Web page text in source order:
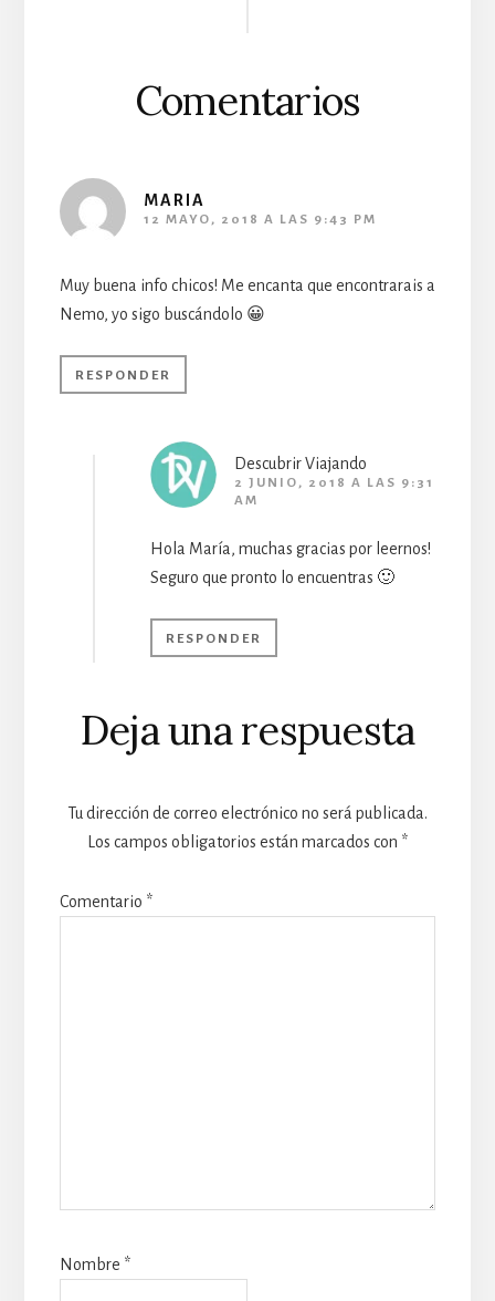
Comentarios
MARIA
12 MAYO, 2018 A LAS 9:43 PM
Muy buena info chicos! Me encanta que encontrarais a
Nemo, yo sigo buscándolo 😀
RESPONDER
Descubrir Viajando
2 JUNIO, 2018 A LAS 9:31
AM
Hola María, muchas gracias por leernos!
Seguro que pronto lo encuentras 🙂
RESPONDER
Deja una respuesta
Tu dirección de correo electrónico no será publicada.
Los campos obligatorios están marcados con *
Comentario *
Nombre *